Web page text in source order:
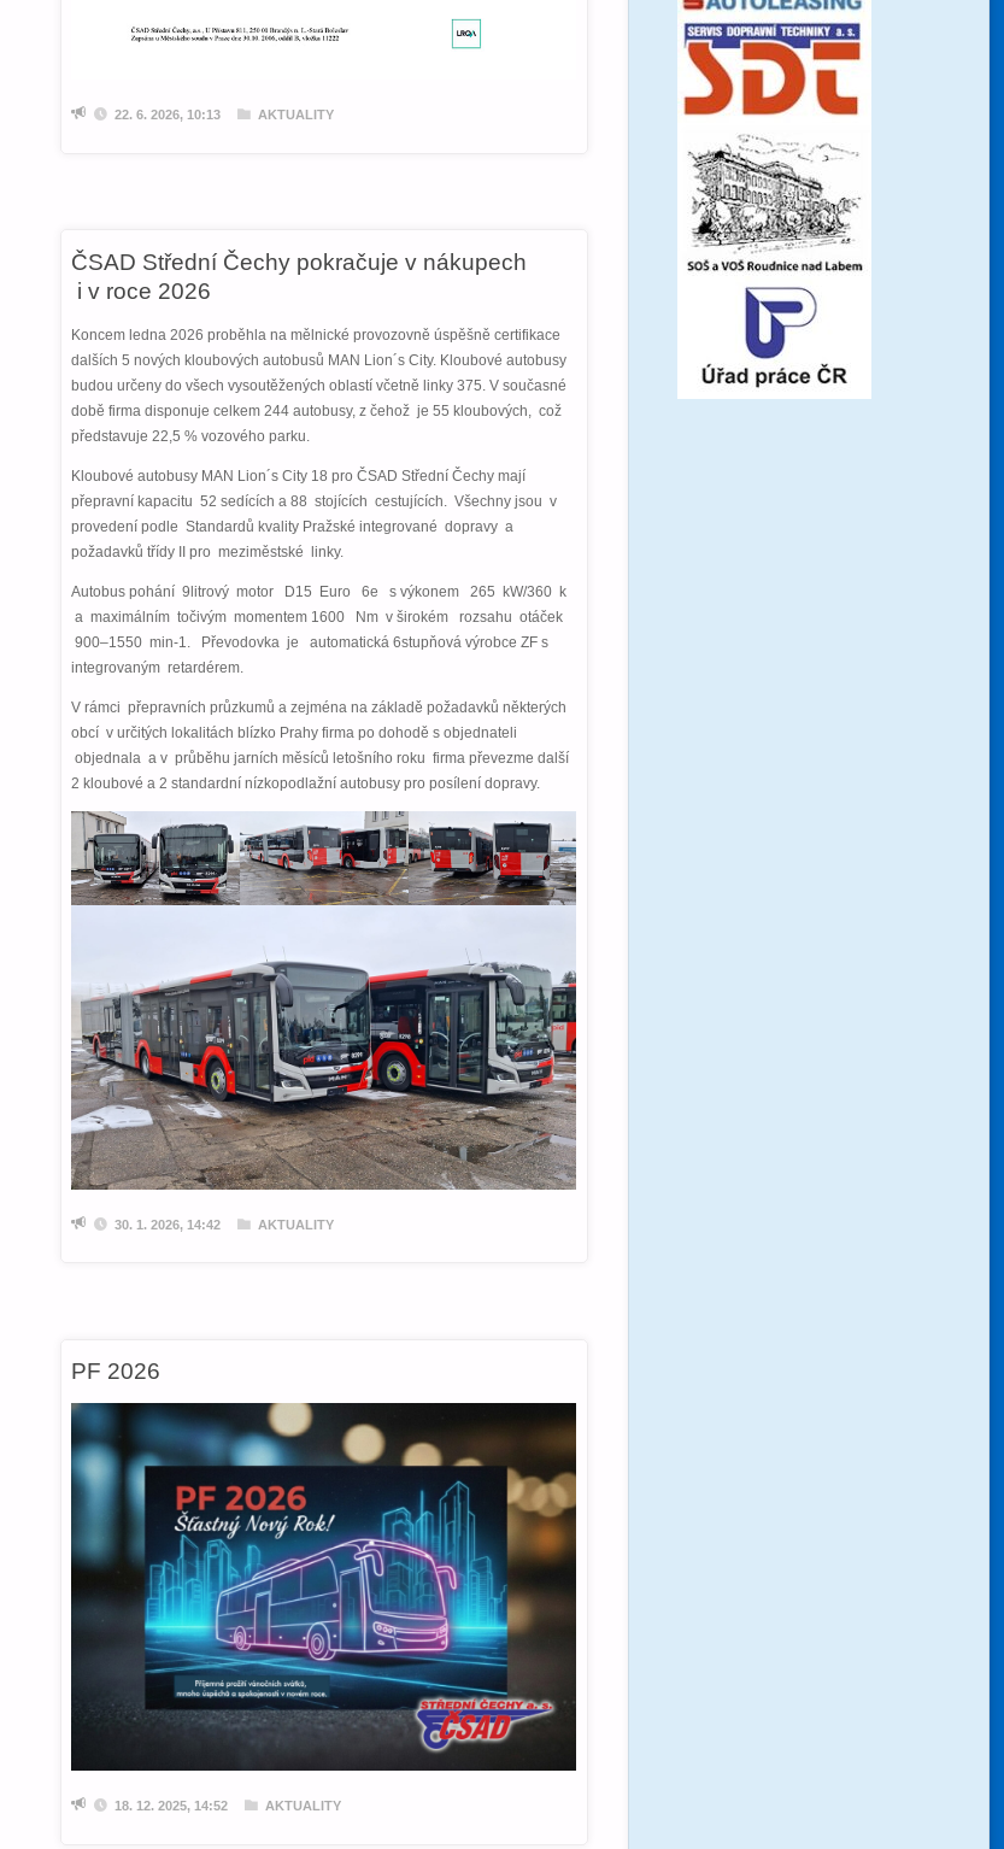
22. 6. 2026, 10:13 AKTUALITY
ČSAD Střední Čechy pokračuje v nákupech
i v roce 2026
Koncem ledna 2026 proběhla na mělnické provozovně úspěšně certifikace
dalších 5 nových kloubových autobusů MAN Lion´s City. Kloubové autobusy
budou určeny do všech vysoutěžených oblastí včetně linky 375. V současné
době firma disponuje celkem 244 autobusy, z čehož je 55 kloubových, což
představuje 22,5 % vozového parku.
Kloubové autobusy MAN Lion´s City 18 pro ČSAD Střední Čechy mají
přepravní kapacitu 52 sedících a 88 stojících cestujících. Všechny jsou v
provedení podle Standardů kvality Pražské integrované dopravy a
požadavků třídy II pro meziměstské linky.
Autobus pohání 9litrový motor D15 Euro 6e s výkonem 265 kW/360 k
a maximálním točivým momentem 1600 Nm v širokém rozsahu otáček
900–1550 min-1. Převodovka je automatická 6stupňová výrobce ZF s
integrovaným retardérem.
V rámci přepravních průzkumů a zejména na základě požadavků některých
obcí v určitých lokalitách blízko Prahy firma po dohodě s objednateli
objednala a v průběhu jarních měsíců letošního roku firma převezme další
2 kloubové a 2 standardní nízkopodlažní autobusy pro posílení dopravy.
30. 1. 2026, 14:42 AKTUALITY
PF 2026
18. 12. 2025, 14:52 AKTUALITY